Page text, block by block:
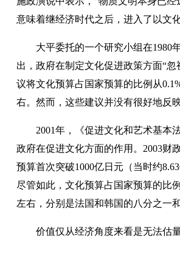
意味着继经济时代之后，进入了以文
大平委托的一个研究小组在1980
出，政府在制定文化促进政策方面“忽
议将文化预算占国家预算的比例从
右。然而，这些建议并没有很好地反
2001年，《促进文化和艺术基本
政府在促进文化方面的作用。2003财
预算首次突破1000亿日元（当时约8.63
尽管如此，文化预算占国家预算的比
左右，分别是法国和韩国的八分之一
价值仅从经济角度来看是无法估